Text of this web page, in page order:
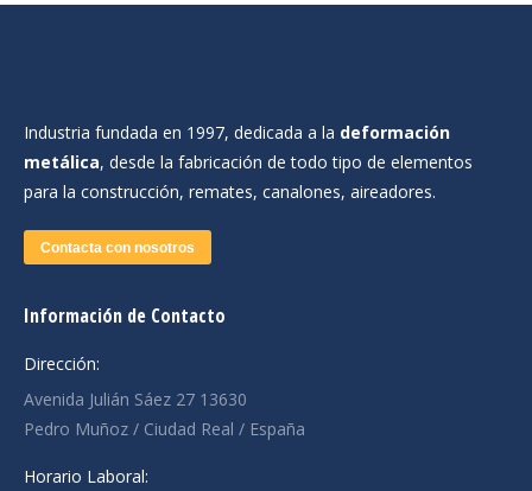
Industria fundada en 1997, dedicada a la deformación
metálica, desde la fabricación de todo tipo de elementos
para la construcción, remates, canalones, aireadores.
Contacta con nosotros
Información de Contacto
Dirección:
Avenida Julián Sáez 27 13630
Pedro Muñoz / Ciudad Real / España
Horario Laboral: